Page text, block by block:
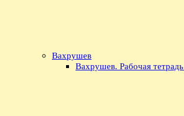
Вахрушев
Вахрушев. Рабочая тетрадь